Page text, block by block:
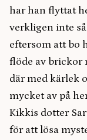
har han flyttat
verkligen inte
eftersom att bo
flöde av brickor
där med kärlek
mycket av på
Kikkis dotter
för att lösa